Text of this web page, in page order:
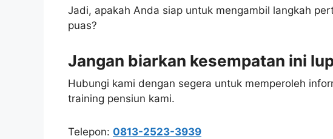
Jadi, apakah Anda siap untuk mengambil langkah
puas?
Jangan biarkan kesempatan ini
Hubungi kami dengan segera untuk memperoleh
training pensiun kami.
Telepon: 0813-2523-3939